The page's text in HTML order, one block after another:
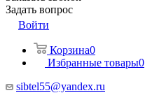
Задать вопрос
Войти
Корзина0
Избранные товары0
sibtel55@yandex.ru